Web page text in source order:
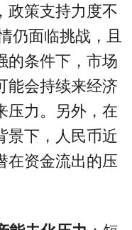
政策支持力度不
仍面临挑战，且
的条件下，市场
能会持续来经济
压力。另外，在
景下，人民币近
在资金流出的压